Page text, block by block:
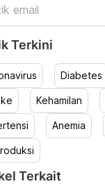
Terkini
Diabetes
Kehamilan
Anemia
Terkait